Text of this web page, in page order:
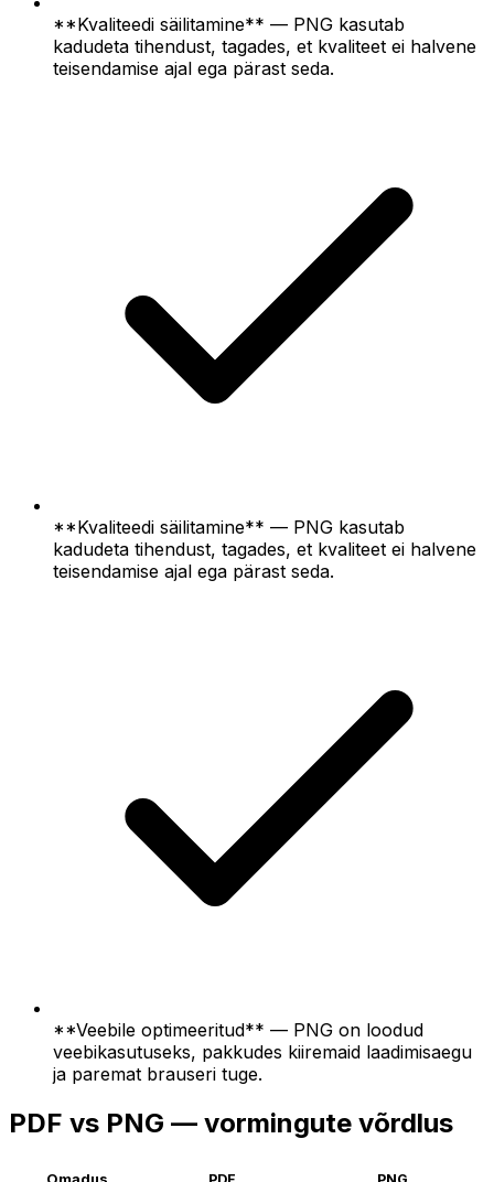
**Kvaliteedi säilitamine** — PNG kasutab
kadudeta tihendust, tagades, et kvaliteet ei halvene
teisendamise ajal ega pärast seda.
**Kvaliteedi säilitamine** — PNG kasutab
kadudeta tihendust, tagades, et kvaliteet ei halvene
teisendamise ajal ega pärast seda.
**Veebile optimeeritud** — PNG on loodud
veebikasutuseks, pakkudes kiiremaid laadimisaegu
ja paremat brauseri tuge.
PDF vs PNG — vormingute võrdlus